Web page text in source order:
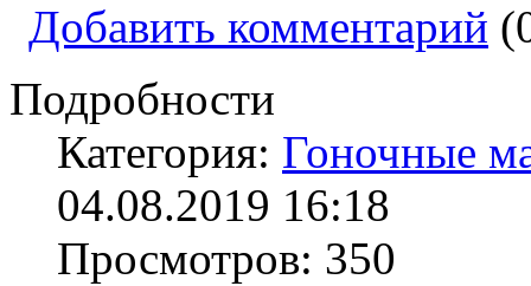
Добавить комментарий
Подробности
Категория: Гоночные
04.08.2019 16:18
Просмотров: 350